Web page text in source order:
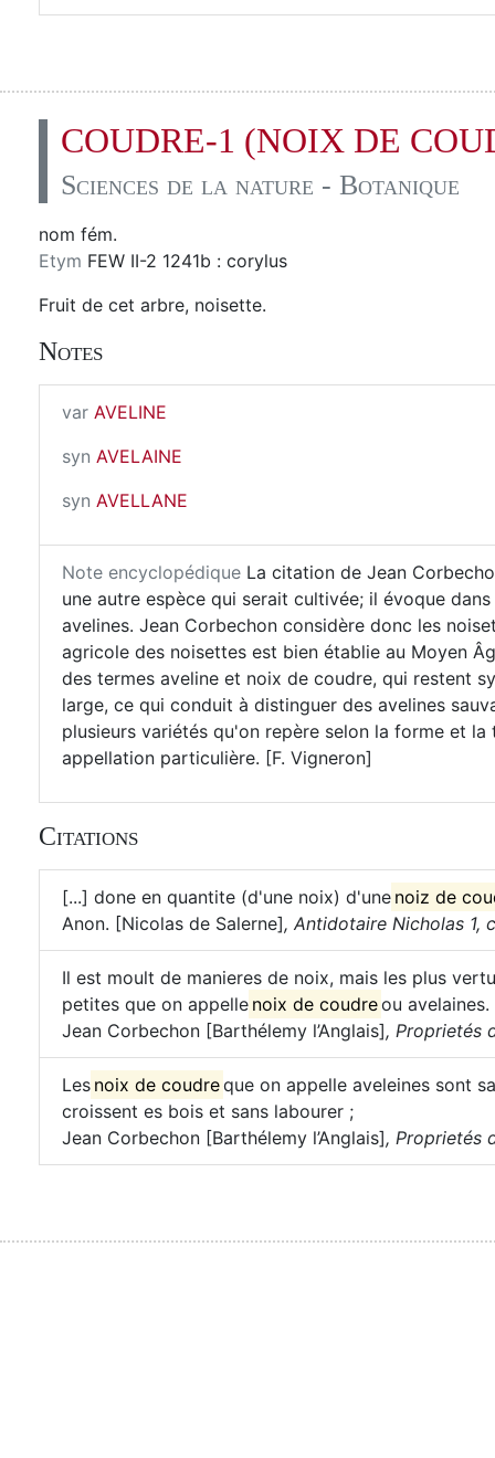
COUDRE-1 (NOIX DE
Sciences de la nature - Botanique
nom fém.
Etym FEW II-2 1241b : corylus
Fruit de cet arbre, noisette.
Notes
var AVELINE
syn AVELAINE
syn AVELLANE
Note encyclopédique La citation de Jean
une autre espèce qui serait cultivée; il évoque
avelines. Jean Corbechon considère donc les
agricole des noisettes est bien établie au Moyen
des termes aveline et noix de coudre, qui restent
large, ce qui conduit à distinguer des avelines
plusieurs variétés qu'on repère selon la forme et
appellation particulière. [F. Vigneron]
Citations
[...] done en quantite (d'une noix) d'une noiz de
Anon. [Nicolas de Salerne], Antidotaire Nicholas 1,
Il est moult de manieres de noix, mais les plus
petites que on appelle noix de coudreou avelaines.
Jean Corbechon [Barthélemy l’Anglais], Proprietés
Les noix de coudreque on appelle aveleines sont
croissent es bois et sans labourer ;
Jean Corbechon [Barthélemy l’Anglais], Proprietés